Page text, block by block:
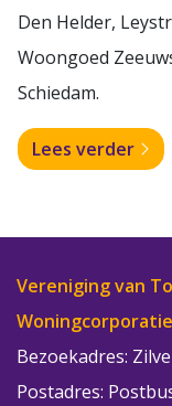
Den Helder,
Woongoed
Schiedam.
Lees verder
Vereniging van
Bezoekadres:
Postadres: